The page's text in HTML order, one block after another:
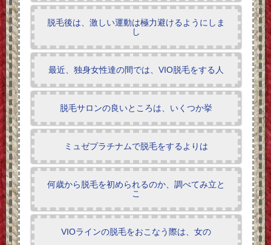
脱毛後は、激しい運動は極力避けるようにしま
し
最近、独身女性達の間では、VIO脱毛をする人
脱毛サロンの良いところは、いくつか挙
ミュゼプラチナムで脱毛をするよりは
何歳から脱毛を初められるのか、調べてみ立と
こ
VIOラインの脱毛をおこなう際は、女の